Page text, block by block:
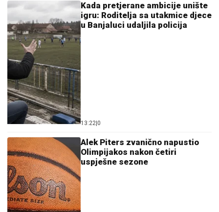
Kada pretjerane ambicije unište
igru: Roditelja sa utakmice djece
u Banjaluci udaljila policija
13:22 0
Alek Piters zvanično napustio
Olimpijakos nakon četiri
uspješne sezone